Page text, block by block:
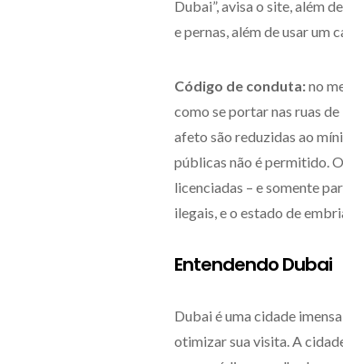
Dubai”, avisa o site, além
e pernas, além de usar um
Código de conduta:no
como se portar nas ruas
afeto são reduzidas ao
públicas não é permitido.
licenciadas – e somente
ilegais, e o estado de
Entendendo Dubai
Dubai é uma cidade
otimizar sua visita. A